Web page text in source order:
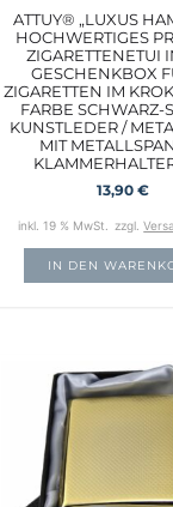
ATTUY® „LUXUS
HOCHWERTIGES
ZIGARETTENETUI
GESCHENKBOX
ZIGARETTEN IM
FARBE SCHWARZ-
KUNSTLEDER /
MIT
13,90€
inkl. 19 % MwSt. zzgl.
IN DEN